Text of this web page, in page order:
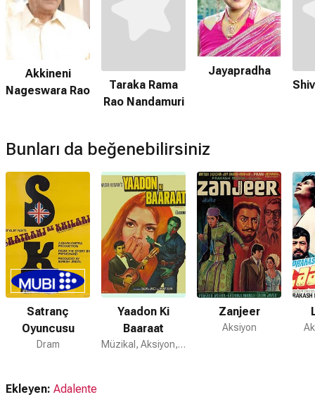
Tarih, Aksiyon ,
Netflix'te var mı?
Hayır. Film Netflix'te yayınlanmamaktadır.
Amazon Prime'da var mı?
Hayır. Film Amazon Prime'da yayınlanmamaktadır.
Hayır. Chanakya Chandragupta için devam filmi
Akkineni
Nageswara Rao
Taraka Rama
Rao Nandamuri
Jayapradha
Bunları da beğenebilirsiniz
Satranç
Oyuncusu
Dram
Yaadon Ki
Baaraat
Müzikal, Aksiyon, Dram
Zanjeer
Aksiyon
Ekleyen: Adalente